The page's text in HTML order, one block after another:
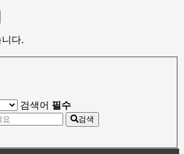
다.
검색어 필수
검색